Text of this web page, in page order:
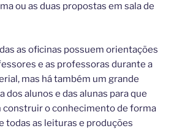
ou as duas propostas em sala de
as oficinas possuem orientações
e as professoras durante a
mas há também um grande
dos alunos e das alunas para que
construir o conhecimento de forma
todas as leituras e produções